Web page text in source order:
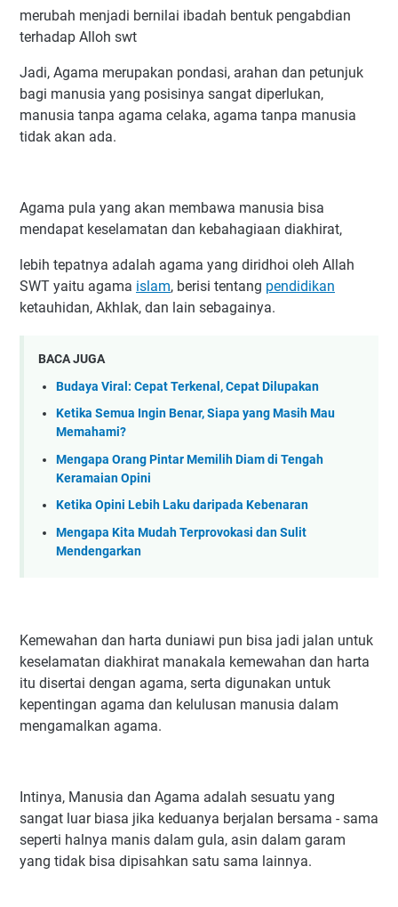
merubah menjadi bernilai ibadah bentuk pengabdian
terhadap Alloh swt
Jadi, Agama merupakan pondasi, arahan dan petunjuk
bagi manusia yang posisinya sangat diperlukan,
manusia tanpa agama celaka, agama tanpa manusia
tidak akan ada.
Agama pula yang akan membawa manusia bisa
mendapat keselamatan dan kebahagiaan diakhirat,
lebih tepatnya adalah agama yang diridhoi oleh Allah
SWT yaitu agama islam, berisi tentang pendidikan
ketauhidan, Akhlak, dan lain sebagainya.
BACA JUGA
Budaya Viral: Cepat Terkenal, Cepat Dilupakan
Ketika Semua Ingin Benar, Siapa yang Masih Mau
Memahami?
Mengapa Orang Pintar Memilih Diam di Tengah
Keramaian Opini
Ketika Opini Lebih Laku daripada Kebenaran
Mengapa Kita Mudah Terprovokasi dan Sulit
Mendengarkan
Kemewahan dan harta duniawi pun bisa jadi jalan untuk
keselamatan diakhirat manakala kemewahan dan harta
itu disertai dengan agama, serta digunakan untuk
kepentingan agama dan kelulusan manusia dalam
mengamalkan agama.
Intinya, Manusia dan Agama adalah sesuatu yang
sangat luar biasa jika keduanya berjalan bersama - sama
seperti halnya manis dalam gula, asin dalam garam
yang tidak bisa dipisahkan satu sama lainnya.